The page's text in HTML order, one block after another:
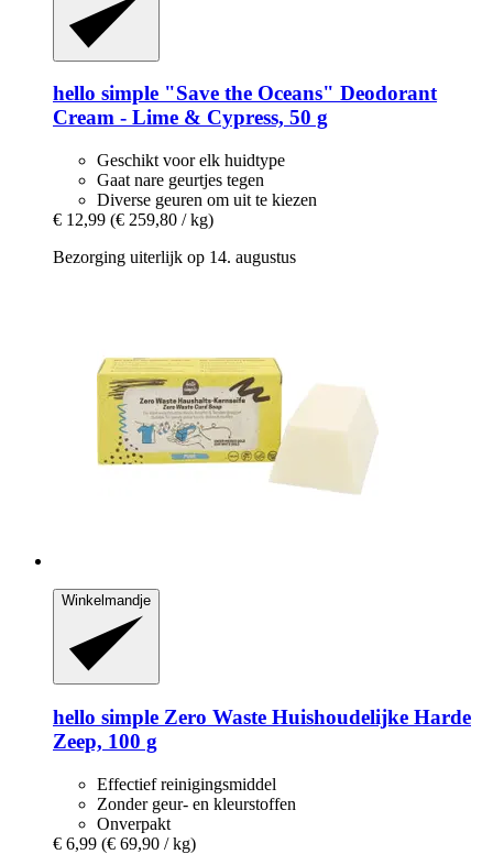
hello simple "Save the Oceans" Deodorant
Cream -​ Lime & Cypress, 50 g
Geschikt voor elk huidtype
Gaat nare geurtjes tegen
Diverse geuren om uit te kiezen
€ 12,99 (€ 259,80 / kg)
Bezorging uiterlijk op 14. augustus
Winkelmandje
hello simple Zero Waste Huishoudelijke Harde
Zeep, 100 g
Effectief reinigingsmiddel
Zonder geur- en kleurstoffen
Onverpakt
€ 6,99 (€ 69,90 / kg)